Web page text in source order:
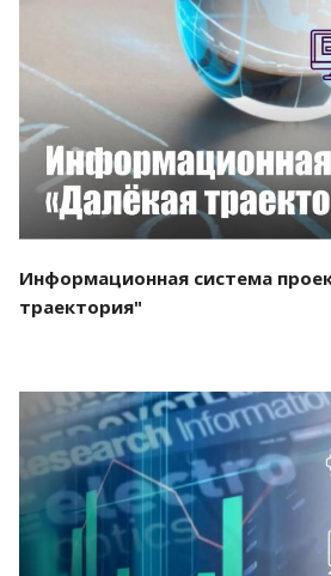
Смотреть проект
Информационная система
траектория"